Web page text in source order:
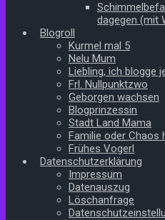
dagegen (mit
Blogroll
Kurmel mal 5
Nelu Mum
Liebling, ich blogge
Frl. Nullpunktzwo
Geborgen wachsen
Blogprinzessin
Stadt Land Mama
Familie oder Chaos
Frühes Vogerl
Datenschutzerklärung
Impressum
Datenauszug
Löschanfrage